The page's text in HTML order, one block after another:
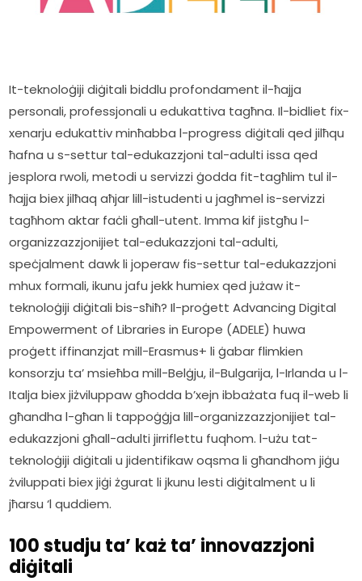
It-teknoloġiji diġitali biddlu profondament il-ħajja
personali, professjonali u edukattiva tagħna. Il-bidliet fix-
xenarju edukattiv minħabba l-progress diġitali qed jilħqu
ħafna u s-settur tal-edukazzjoni tal-adulti issa qed
jesplora rwoli, metodi u servizzi ġodda fit-tagħlim tul il-
ħajja biex jilħaq aħjar lill-istudenti u jagħmel is-servizzi
tagħhom aktar faċli għall-utent. Imma kif jistgħu l-
organizzazzjonijiet tal-edukazzjoni tal-adulti,
speċjalment dawk li joperaw fis-settur tal-edukazzjoni
mhux formali, ikunu jafu jekk humiex qed jużaw it-
teknoloġiji diġitali bis-sħiħ? Il-proġett Advancing Digital
Empowerment of Libraries in Europe (ADELE) huwa
proġett iffinanzjat mill-Erasmus+ li ġabar flimkien
konsorzju ta’ msieħba mill-Belġju, il-Bulgarija, l-Irlanda u l-
Italja biex jiżviluppaw għodda b’xejn ibbażata fuq il-web li
għandha l-għan li tappoġġja lill-organizzazzjonijiet tal-
edukazzjoni għall-adulti jirriflettu fuqhom. l-użu tat-
teknoloġiji diġitali u jidentifikaw oqsma li għandhom jiġu
żviluppati biex jiġi żgurat li jkunu lesti diġitalment u li
jħarsu ‘l quddiem.
100 studju ta’ każ ta’ innovazzjoni
diġitali